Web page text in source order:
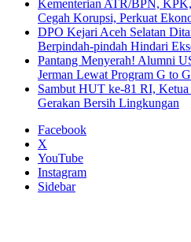
Kementerian ATR/BPN, KPK,
Cegah Korupsi, Perkuat
DPO Kejari Aceh Selatan
Berpindah-pindah Hindari
Pantang Menyerah! Alumni
Jerman Lewat Program G to G
Sambut HUT ke-81 RI,
Gerakan Bersih Lingkungan
Facebook
X
YouTube
Instagram
Sidebar